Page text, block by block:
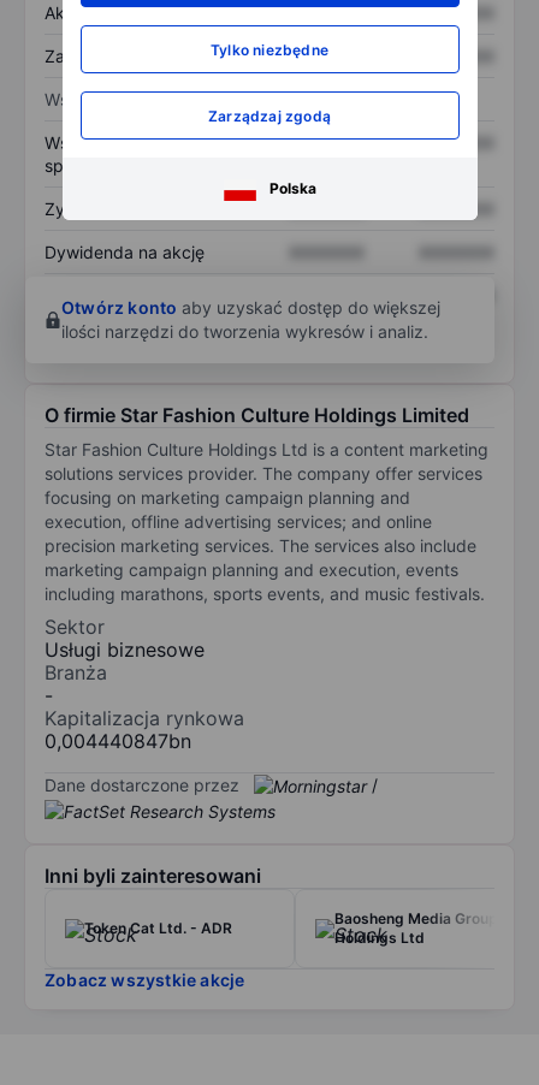
Tylko niezbędne
Zarządzaj zgodą
Polska
Aktywa ogółem XXXXXXX XXXXXXX
Zadłużenie ogółem XXXXXXX
Wskaźniki
Współczynnik cena do
sprzedaży
XXXXXXX XXXXXXX
Zysk na akcję
Dywidenda na akcję
własnego
Otwórz konto aby uzyskać dostęp do większej
ilości narzędzi do tworzenia wykresów i analiz.
O firmie Star Fashion Culture Holdings Limited
Star Fashion Culture Holdings Ltd is a content marketing
solutions services provider. The company offer services
focusing on marketing campaign planning and
execution, offline advertising services; and online
precision marketing services. The services also include
marketing campaign planning and execution, events
including marathons, sports events, and music festivals.
Sektor
Usługi biznesowe
Branża
-
Kapitalizacja rynkowa
0,004440847bn
Dane dostarczone przez /
Inni byli zainteresowani
Token Cat Ltd. - ADR
Baosheng Media Group
Holdings Ltd
Zobacz wszystkie akcje